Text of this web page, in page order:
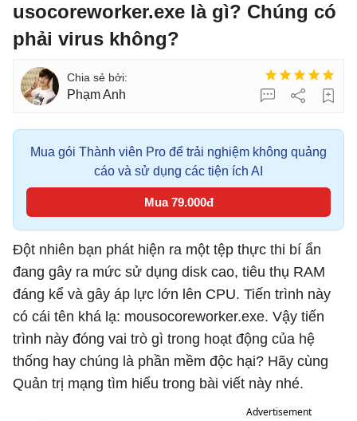
usocoreworker.exe là gì? Chúng có
phải virus không?
Phạm Anh
Mua gói Thành viên Pro để trải nghiệm không quảng
cáo và sử dụng các tiện ích AI
Mua 79.000đ
Đột nhiên bạn phát hiện ra một tệp thực thi bí ẩn
đang gây ra mức sử dụng disk cao, tiêu thụ RAM
đáng kể và gây áp lực lớn lên CPU. Tiến trình này
có cái tên khá lạ: mousocoreworker.exe. Vậy tiến
trình này đóng vai trò gì trong hoạt động của hệ
thống hay chúng là phần mềm độc hại? Hãy cùng
Quản trị mạng tìm hiểu trong bài viết này nhé.
Advertisement